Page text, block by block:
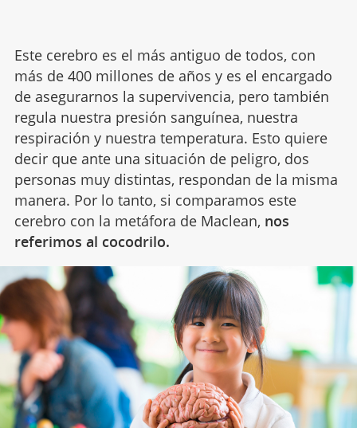
Este cerebro es el más antiguo de todos, con
más de 400 millones de años y es el encargado
de asegurarnos la supervivencia, pero también
regula nuestra presión sanguínea, nuestra
respiración y nuestra temperatura. Esto quiere
decir que ante una situación de peligro, dos
personas muy distintas, respondan de la misma
manera. Por lo tanto, si comparamos este
cerebro con la metáfora de Maclean, nos
referimos al cocodrilo.